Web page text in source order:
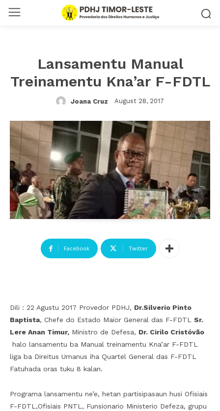
Lansamentu Manual
Treinamentu Kna’ar F-FDTL
Joana Cruz August 28, 2017
Facebook Twitter
Dili : 22 Agustu 2017 Provedor PDHJ, Dr.Silverio Pinto
Baptista, Chefe do Estado Maior General das F-FDTL Sr.
Lere Anan Timur, Ministro de Defesa, Dr. Cirilo Cristóvão
halo lansamentu ba Manual treinamentu Kna’ar F-FDTL
liga ba Direitus Umanus iha Quartel General das F-FDTL
Fatuhada oras tuku 8 kalan.
Programa lansamentu ne’e, hetan partisipasaun husi Ofisiais
F-FDTL,Ofisiais PNTL, Funsionario Ministerio Defeza, grupu